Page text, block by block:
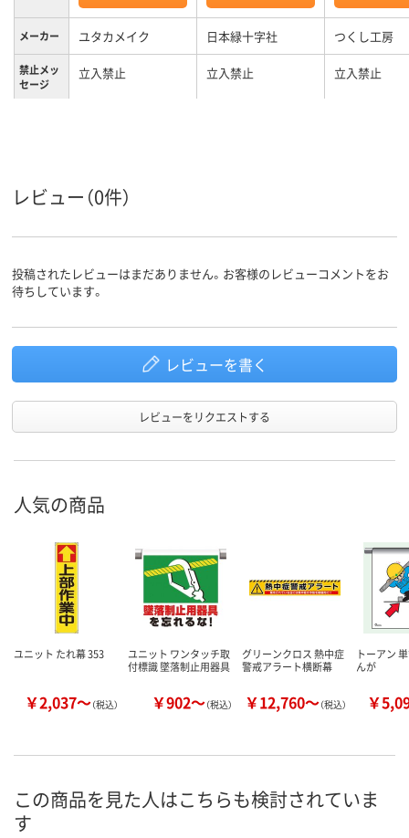
メーカー ユタカメイク 日本緑十字社 つくし工房
禁止メッ
セージ
立入禁止 立入禁止 立入禁止
レビュー（0件）
投稿されたレビューはまだありません。お客様のレビューコメントをお
待ちしています。
レビューを書く
レビューをリクエストする
人気の商品
ユニット たれ幕 353
￥2,037～（税込）
ユニット ワンタッチ取
付標識 墜落制止用器具
￥902～（税込）
グリーンクロス 熱中症
警戒アラート横断幕
￥12,760～（税込）
トーアン
んが
￥
この商品を見た人はこちらも検討されていま
す